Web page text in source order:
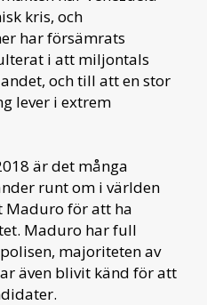
kris, och
har försämrats
i att miljontals
och till att en stor
lever i extrem
är det många
runt om i världen
Maduro för att ha
Maduro har full
majoriteten av
även blivit känd för att